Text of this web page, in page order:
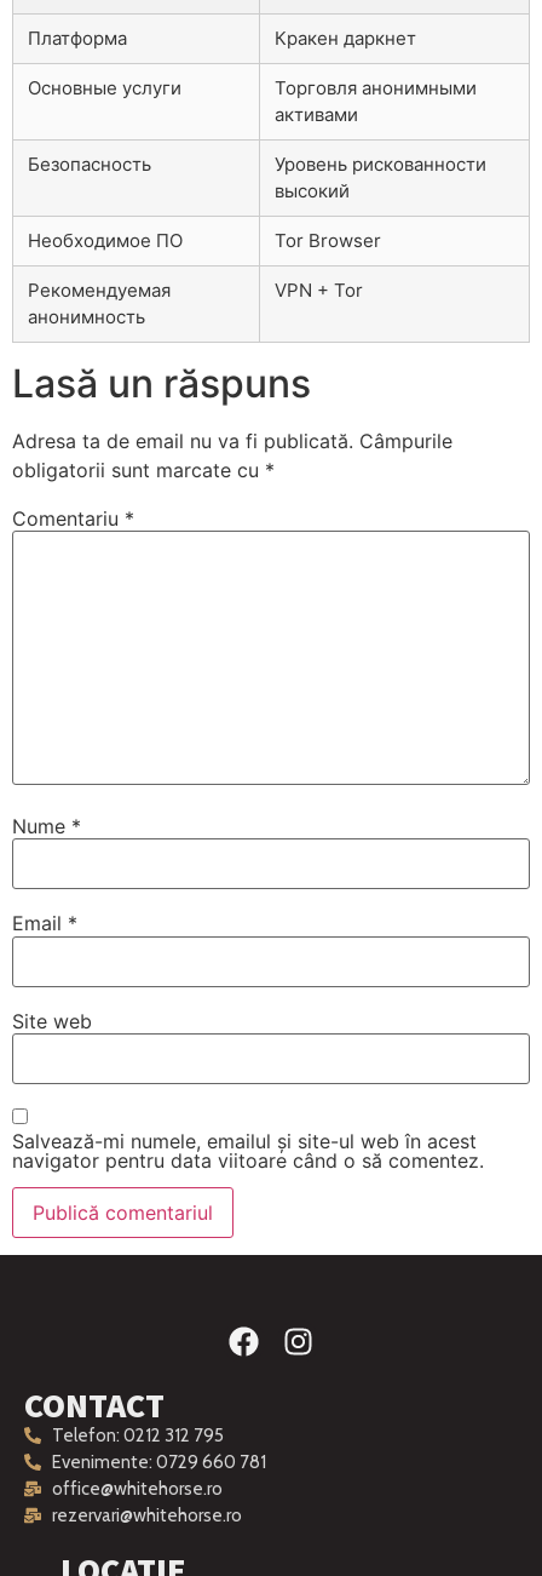
Платформа Кракен даркнет
Основные услуги
Торговля анонимными
активами
Безопасность
Уровень рискованности
высокий
Необходимое ПО Tor Browser
Рекомендуемая
анонимность
VPN + Tor
Lasă un răspuns
Adresa ta de email nu va fi publicată. Câmpurile
obligatorii sunt marcate cu *
Comentariu *
Nume *
Email *
Site web
Salvează-mi numele, emailul și site-ul web în acest
navigator pentru data viitoare când o să comentez.
CONTACT
Telefon: 0212 312 795
Evenimente: 0729 660 781
office@whitehorse.ro
rezervari@whitehorse.ro